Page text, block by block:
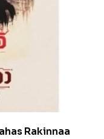
Rakinnaa